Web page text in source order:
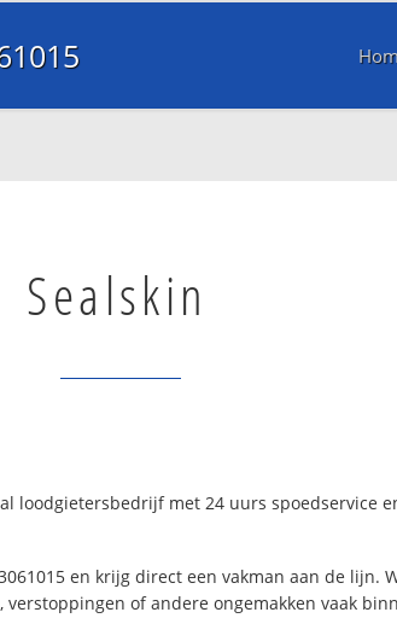
Sealskin
loodgietersbedrijf met 24 uurs spoedservice
en krijg direct een vakman aan de
of andere ongemakken vaak